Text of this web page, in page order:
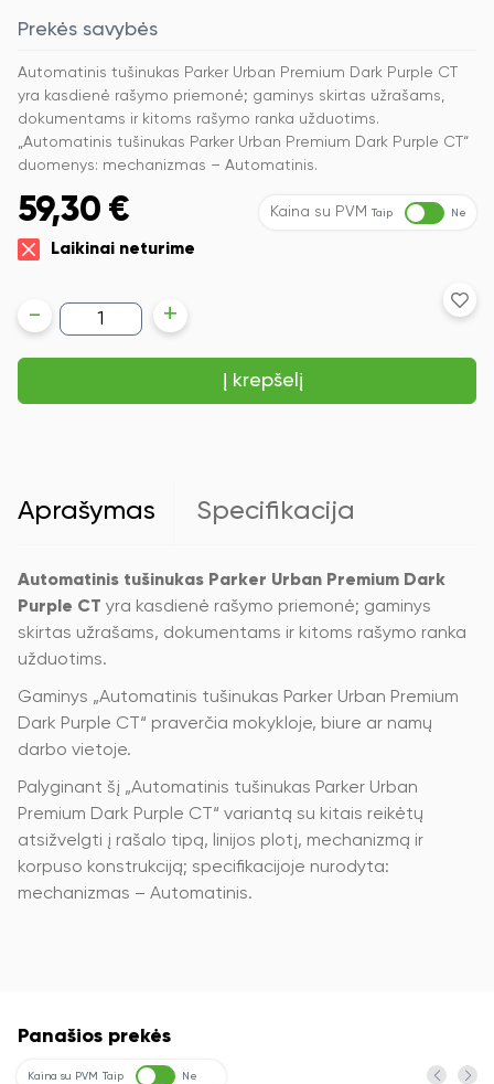
Prekės savybės
Automatinis tušinukas Parker Urban Premium Dark Purple CT
yra kasdienė rašymo priemonė; gaminys skirtas užrašams,
dokumentams ir kitoms rašymo ranka užduotims.
„Automatinis tušinukas Parker Urban Premium Dark Purple CT“
duomenys: mechanizmas – Automatinis.
59,30 € Kaina su PVM Taip Ne
Laikinai neturime
produkto
kiekis:
Automatinis
tušinukas
Urban
- +
Į krepšelį
Aprašymas Specifikacija
Automatinis tušinukas Parker Urban Premium Dark
Purple CT yra kasdienė rašymo priemonė; gaminys
skirtas užrašams, dokumentams ir kitoms rašymo ranka
užduotims.
Gaminys „Automatinis tušinukas Parker Urban Premium
Dark Purple CT“ praverčia mokykloje, biure ar namų
darbo vietoje.
Palyginant šį „Automatinis tušinukas Parker Urban
Premium Dark Purple CT“ variantą su kitais reikėtų
atsižvelgti į rašalo tipą, linijos plotį, mechanizmą ir
korpuso konstrukciją; specifikacijoje nurodyta:
mechanizmas – Automatinis.
Panašios prekės
Kaina su PVM Taip Ne